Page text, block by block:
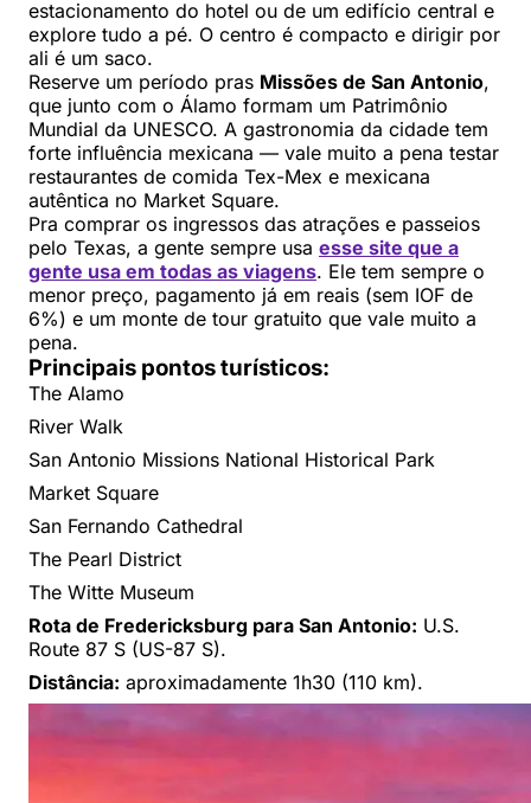
estacionamento do hotel ou de um edifício central e
explore tudo a pé. O centro é compacto e dirigir por
ali é um saco.
Reserve um período pras Missões de San Antonio,
que junto com o Álamo formam um Patrimônio
Mundial da UNESCO. A gastronomia da cidade tem
forte influência mexicana — vale muito a pena testar
restaurantes de comida Tex-Mex e mexicana
autêntica no Market Square.
Pra comprar os ingressos das atrações e passeios
pelo Texas, a gente sempre usa esse site que a
gente usa em todas as viagens. Ele tem sempre o
menor preço, pagamento já em reais (sem IOF de
6%) e um monte de tour gratuito que vale muito a
pena.
Principais pontos turísticos:
The Alamo
River Walk
San Antonio Missions National Historical Park
Market Square
San Fernando Cathedral
The Pearl District
The Witte Museum
Rota de Fredericksburg para San Antonio: U.S.
Route 87 S (US-87 S).
Distância: aproximadamente 1h30 (110 km).